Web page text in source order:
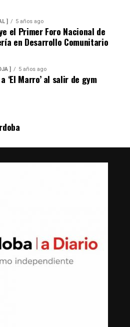
] 5 años ago
el Primer Foro Nacional de
en Desarrollo Comunitario
] 5 años ago
‘El Marro’ al salir de gym